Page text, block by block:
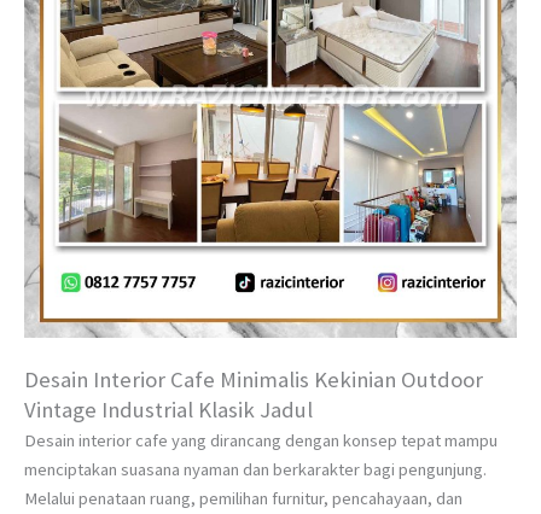
Desain Interior Cafe Minimalis Kekinian Outdoor
Vintage Industrial Klasik Jadul
Desain interior cafe yang dirancang dengan konsep tepat mampu
menciptakan suasana nyaman dan berkarakter bagi pengunjung.
Melalui penataan ruang, pemilihan furnitur, pencahayaan, dan